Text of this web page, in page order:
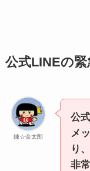
公式LINEの
錬☆金太郎
公
メ
り
非